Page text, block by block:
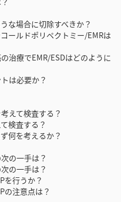
場合に切除すべきか？
ルドポリペクトミー/EMRは
療でEMR/ESDはどのように
必要か？
て検査する？
査する？
を考えるか？
一手は？
一手は？
行うか？
注意点は？